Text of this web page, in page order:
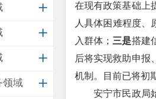
领域
在现有政策基础上
人具体困难程度
入群体； 三是搭建
后将实现救助申报
机制。目前已将初
安宁市民政局